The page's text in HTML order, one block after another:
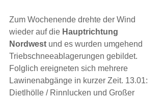
Zum Wochenende drehte der Wind
wieder auf die Hauptrichtung
Nordwest und es wurden umgehend
Triebschneeablagerungen gebildet.
Folglich ereigneten sich mehrere
Lawinenabgänge in kurzer Zeit. 13.01:
Dietlhölle / Rinnlucken und Großer